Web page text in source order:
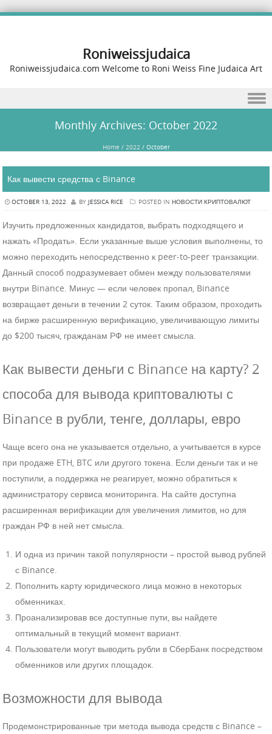
Roniweissjudaica
Roniweissjudaica.com Welcome to Roni Weiss Fine Judaica Art
Monthly Archives: October 2022
Home /2022 /October
Как вывести средства с Binance
OCTOBER 13, 2022 BY JESSICA RICE POSTED IN НОВОСТИ КРИПТОВАЛЮТ
Изучить предложенных кандидатов, выбрать подходящего и
нажать «Продать». Если указанные выше условия выполнены, то
можно переходить непосредственно к peer-to-peer транзакции.
Данный способ подразумевает обмен между пользователями
внутри Binance. Минус — если человек пропал, Binance
возвращает деньги в течении 2 суток. Таким образом, проходить
на бирже расширенную верификацию, увеличивающую лимиты
до $200 тысяч, гражданам РФ не имеет смысла.
Как вывести деньги с Binance на карту? 2
способа для вывода криптовалюты с
Binance в рубли, тенге, доллары, евро
Чаще всего она не указывается отдельно, а учитывается в курсе
при продаже ETH, BTC или другого токена. Если деньги так и не
поступили, а поддержка не реагирует, можно обратиться к
администратору сервиса мониторинга. На сайте доступна
расширенная верификации для увеличения лимитов, но для
граждан РФ в ней нет смысла.
И одна из причин такой популярности – простой вывод рублей
с Binance.
Пополнить карту юридического лица можно в некоторых
обменниках.
Проанализировав все доступные пути, вы найдете
оптимальный в текущий момент вариант.
Пользователи могут выводить рубли в СберБанк посредством
обменников или других площадок.
Возможности для вывода
Продемонстрированные три метода вывода средств с Binance –